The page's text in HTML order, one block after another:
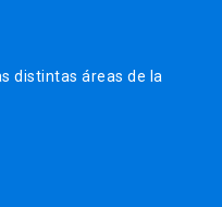
distintas áreas de la